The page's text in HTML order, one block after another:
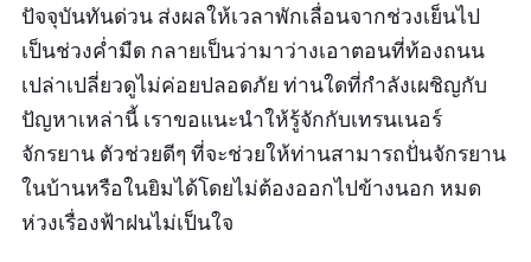
ปัจจุบันทันด่วน ส่งผลให้เวลาพักเลื่อนจากช่วงเย็นไป
เป็นช่วงค่ำมืด กลายเป็นว่ามาว่างเอาตอนที่ท้องถนน
เปล่าเปลี่ยวดูไม่ค่อยปลอดภัย ท่านใดที่กำลังเผชิญกับ
ปัญหาเหล่านี้ เราขอแนะนำให้รู้จักกับเทรนเนอร์
จักรยาน ตัวช่วยดีๆ ที่จะช่วยให้ท่านสามารถปั่นจักรยาน
ในบ้านหรือในยิมได้โดยไม่ต้องออกไปข้างนอก หมด
ห่วงเรื่องฟ้าฝนไม่เป็นใจ